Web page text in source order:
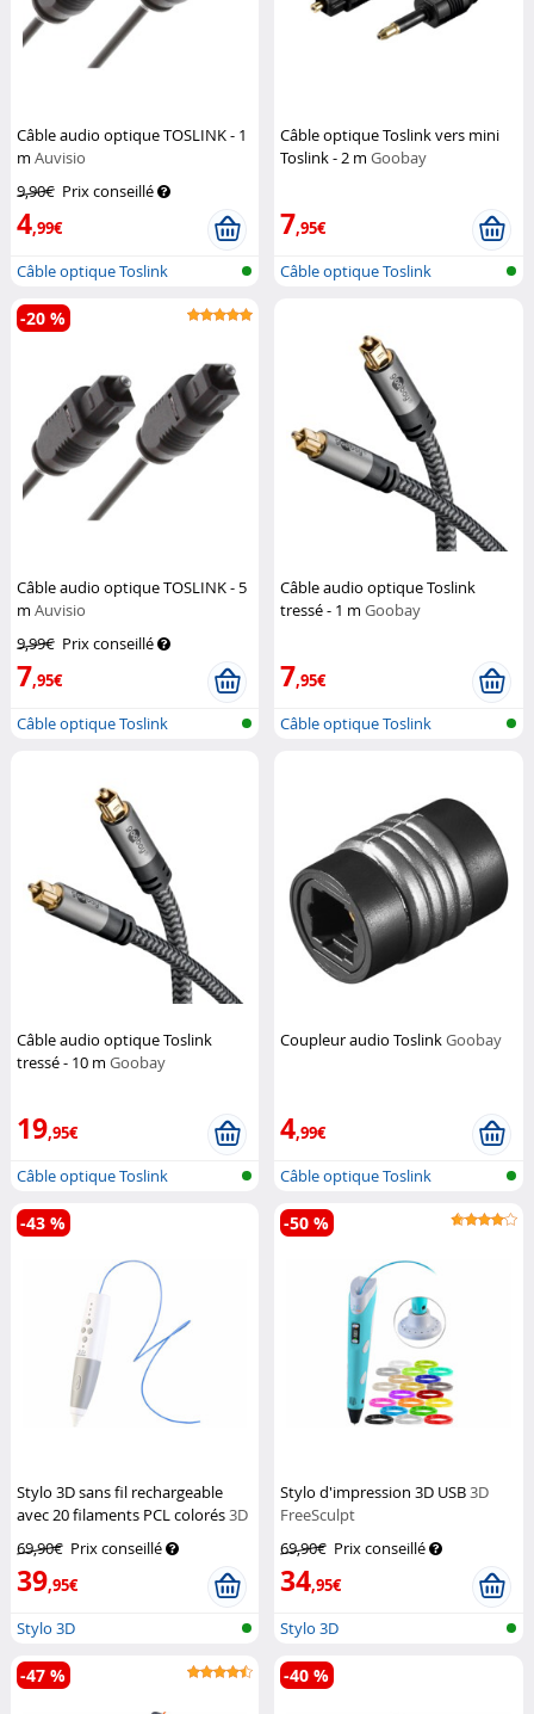
Câble audio optique TOSLINK - 1
m Auvisio
9,90€ Prix conseillé
4,99€
Câble optique Toslink
Câble optique Toslink vers mini
Toslink - 2 mGoobay
7,95€
Câble optique Toslink
Câble audio optique TOSLINK - 5
m Auvisio
9,99€ Prix conseillé
7,95€
-20 %
Câble optique Toslink
Câble audio optique Toslink
tressé - 1 mGoobay
7,95€
Câble optique Toslink
Câble audio optique Toslink
tressé - 10 m Goobay
19,95€
Câble optique Toslink
Coupleur audio ToslinkGoobay
4,99€
Câble optique Toslink
Stylo 3D sans fil rechargeable
avec 20 filaments PCL colorés3D
69,90€ Prix conseillé
39,95€
-43 %
Stylo 3D
Stylo d'impression 3D USB3D
FreeSculpt
69,90€ Prix conseillé
34,95€
-50 %
Stylo 3D
-47 % -40 %